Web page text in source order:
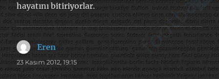
hayatını bitiriyorlar.
Erendedi
ki:
23 Kasım 2012, 19:15